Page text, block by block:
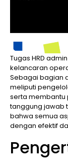
Tugas HRD
kelancaran
Sebagai bagian
meliputi
serta membantu
tanggung jawab
bahwa semua
dengan efektif